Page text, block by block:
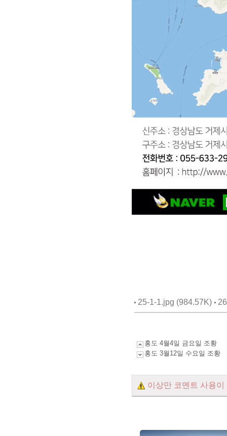
25-1-1.jpg (984.57K)
홍도 4월4일 금요일 조황
홍도 3월12일 수요일 조황
이상만 코멘트 사용이